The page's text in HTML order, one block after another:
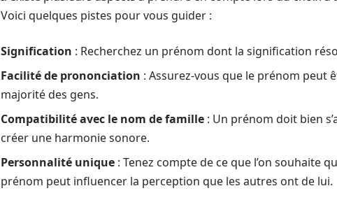
Voici quelques pistes pour vous guider :
Signification : Recherchez un prénom dont la signification
Facilité de prononciation : Assurez-vous que le prénom peut
majorité des gens.
Compatibilité avec le nom de famille : Un prénom doit bien
créer une harmonie sonore.
Personnalité unique : Tenez compte de ce que l’on souhaite
prénom peut influencer la perception que les autres ont de lui.